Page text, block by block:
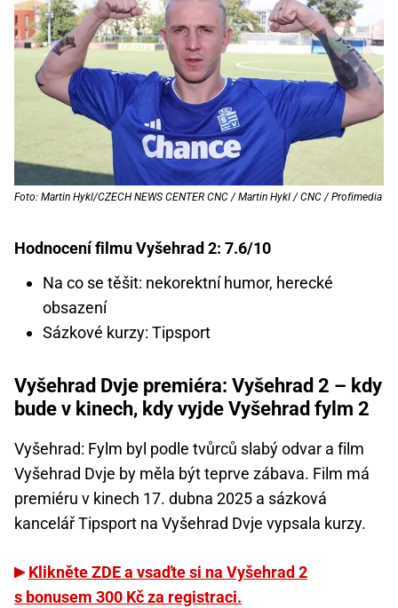
Foto: Martin Hykl/CZECH NEWS CENTER CNC / Martin Hykl / CNC / Profimedia
Hodnocení filmu Vyšehrad 2: 7.6/10
Na co se těšit: nekorektní humor, herecké
obsazení
Sázkové kurzy: Tipsport
Vyšehrad Dvje premiéra: Vyšehrad 2 – kdy
bude v kinech, kdy vyjde Vyšehrad fylm 2
Vyšehrad: Fylm byl podle tvůrců slabý odvar a film
Vyšehrad Dvje by měla být teprve zábava. Film má
premiéru v kinech 17. dubna 2025 a sázková
kancelář Tipsport na Vyšehrad Dvje vypsala kurzy.
Klikněte ZDE a vsaďte si na Vyšehrad 2
s bonusem 300 Kč za registraci.